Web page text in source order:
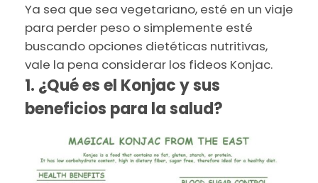
Ya sea que sea vegetariano, esté en un viaje
para perder peso o simplemente esté
buscando opciones dietéticas nutritivas,
vale la pena considerar los fideos Konjac.
1. ¿Qué es el Konjac y sus
beneficios para la salud?